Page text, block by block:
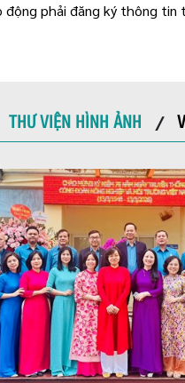
động phải đăng ký thông tin
THƯ VIỆN HÌNH ẢNH